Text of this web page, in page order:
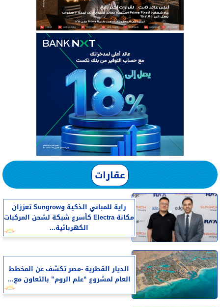
عقارات
راية للمباني الذكية وSungrow تعززان
مكانة Electra كأسرع شبكة لشحن المركبات
الكهربائية...
الديار القطرية -مصر تكشف عن المخطط
العام لمشروع “علم الروم” بالتعاون مع...